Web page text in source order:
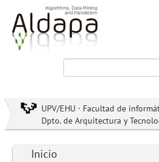
UPV/EHU · Facultad de
Dpto. de Arquitectura y
Inicio